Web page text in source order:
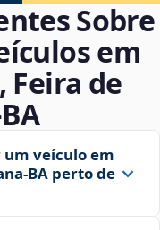
Sobre
em
de
veículo em
perto de